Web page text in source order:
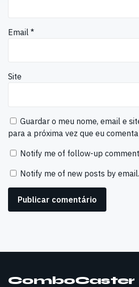
Email *
Site
Guardar o meu nome, email e
para a próxima vez que eu
Notify me of follow-up
Notify me of new posts by email.
ComboCaster